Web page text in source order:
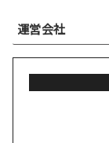
運営会社